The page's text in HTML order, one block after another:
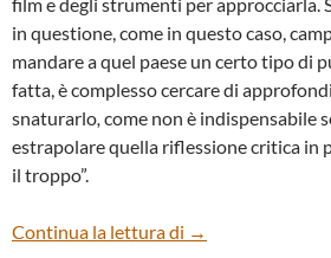
in questione, come in questo caso,
mandare a quel paese un certo tipo di
fatta, è complesso cercare di
snaturarlo, come non è indispensabile
estrapolare quella riflessione critica in
il troppo”.
Continua la lettura di “FRIED BARRY”
→